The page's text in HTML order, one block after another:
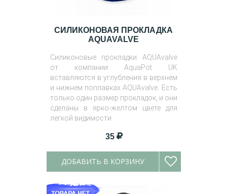
СИЛИКОНОВАЯ ПРОКЛАДКА
AQUAVALVE
Силиконовые прокладки AQUAvalve
от компании AquaPot UK
вставляются в углубления в верхнем
и нижнем поплавках AQUAvalve. Есть
только один размер прокладок, и они
сделаны в ярко-желтом цвете для
легкой видимости.
35
ДОБАВИТЬ В КОРЗИНУ